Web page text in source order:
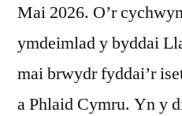
Mai 2026. O’r
ymdeimlad y byddai
mai brwydr fyddai’r
a Phlaid Cymru. Yn y